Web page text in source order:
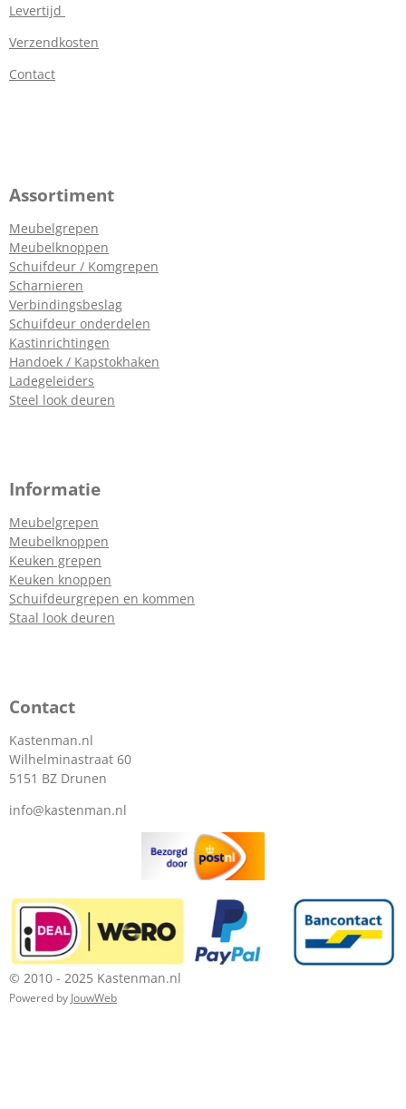
Levertijd
Verzendkosten
Contact
Assortiment
Meubelgrepen
Meubelknoppen
Schuifdeur / Komgrepen
Scharnieren
Verbindingsbeslag
Schuifdeur onderdelen
Kastinrichtingen
Handoek / Kapstokhaken
Ladegeleiders
Steel look deuren
Informatie
Meubelgrepen
Meubelknoppen
Keuken grepen
Keuken knoppen
Schuifdeurgrepen en kommen
Staal look deuren
Contact
Kastenman.nl
Wilhelminastraat 60
5151 BZ Drunen
info@kastenman.nl
© 2010 - 2025 Kastenman.nl
Powered by JouwWeb